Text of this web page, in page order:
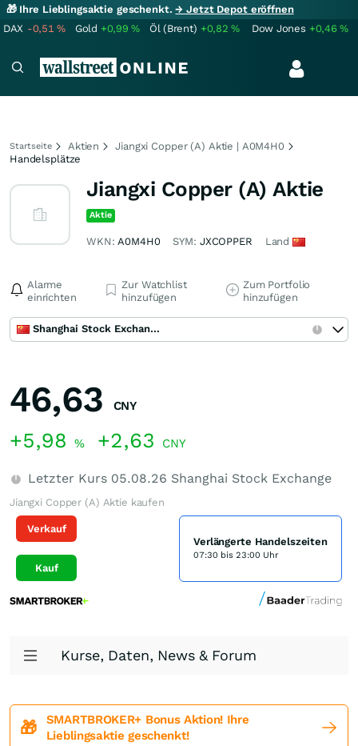
🎁 Ihre Lieblingsaktie geschenkt.→ Jetzt Depot eröffnen
DAX -0,51% Gold +0,99% Öl (Brent) +0,82% Dow Jones +0,46%
Startseite Aktien
Jiangxi Copper (A) Aktie | A0M4H0
Handelsplätze
Jiangxi Copper (A) Aktie
Aktie
WKN:A0M4H0 SYM: JXCOPPER Land
Alarme
einrichten
Zur Watchlist
hinzufügen
Zum Portfolio
hinzufügen
Shanghai Stock Exchange
46,63 CNY
+5,98 % +2,63 CNY
Letzter Kurs 05.08.26 Shanghai Stock Exchange
Jiangxi Copper (A) Aktie kaufen
Verkauf
Kauf
Verlängerte Handelszeiten
07:30 bis 23:00 Uhr
Kurse, Daten, News & Forum
🎁
SMARTBROKER+ Bonus Aktion! Ihre
Lieblingsaktie geschenkt!